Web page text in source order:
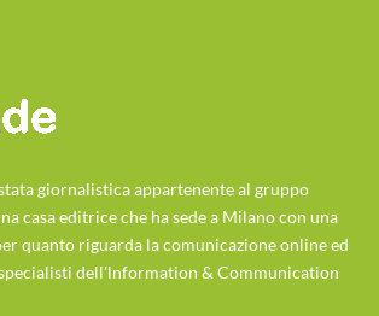
giornalistica appartenente al gruppo
casa editrice che ha sede a Milano con una
quanto riguarda la comunicazione online ed
dell'lnformation & Communication